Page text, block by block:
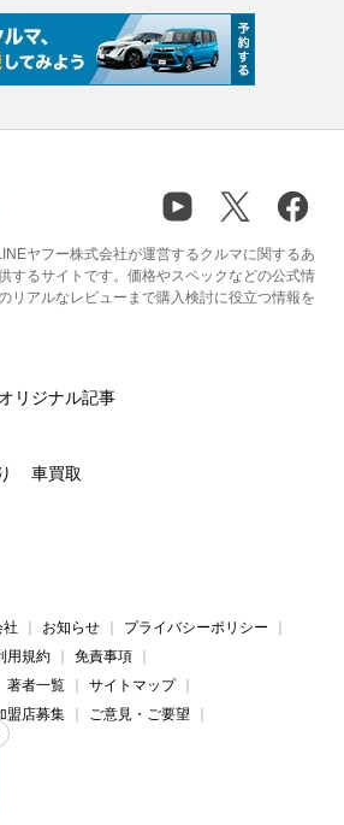
ヤフー株式会社が運営するクルマに関するあ
するサイトです。価格やスペックなどの公式情
リアルなレビューまで購入検討に役立つ情報を
オリジナル記事
車買取
社 お知らせ
プライバシーポリシー
用規約
免責事項
著者一覧
サイトマップ
盟店募集
ご意見・ご要望